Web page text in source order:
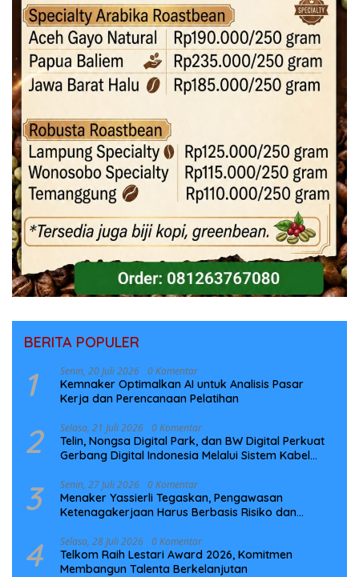
BERITA POPULER
1 Senin, 20 Juli 2026 0 Komentar
Kemnaker Optimalkan AI untuk Analisis Pasar
Kerja dan Perencanaan Pelatihan
2 Selasa, 21 Juli 2026 0 Komentar
Telin, Nongsa Digital Park, dan BW Digital Perkuat
Gerbang Digital Indonesia Melalui Sistem Kabel
3 Senin, 27 Juli 2026 0 Komentar
Menaker Yassierli Tegaskan, Pengawasan
Ketenagakerjaan Harus Berbasis Risiko dan
4 Selasa, 28 Juli 2026 0 Komentar
Telkom Raih Lestari Award 2026, Komitmen
Membangun Talenta Berkelanjutan